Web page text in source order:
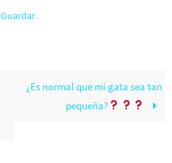
Guardar.
¿Es normal que mi gata sea tan
pequeña?